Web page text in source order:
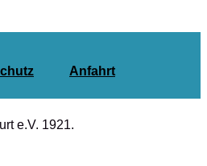
Anfahrt
e.V. 1921.